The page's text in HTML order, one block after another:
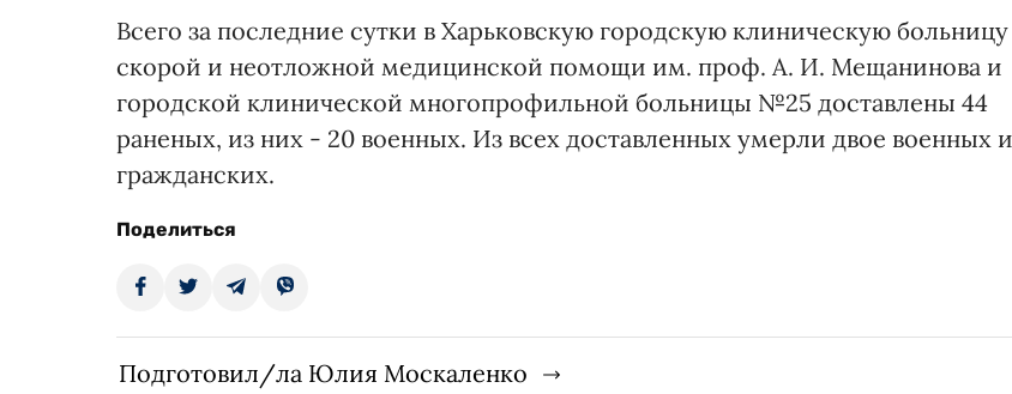
Всего за последние сутки в Харьковскую городскую клиническую больницу
скорой и неотложной медицинской помощи им. проф. А. И. Мещанинова и
городской клинической многопрофильной больницы №25 доставлены 44
раненых, из них - 20 военных. Из всех доставленных умерли двое военных
гражданских.
Поделиться
Подготовил/ла Юлия Москаленко